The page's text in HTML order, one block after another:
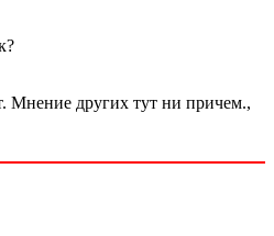
Мнение других тут ни причем.,